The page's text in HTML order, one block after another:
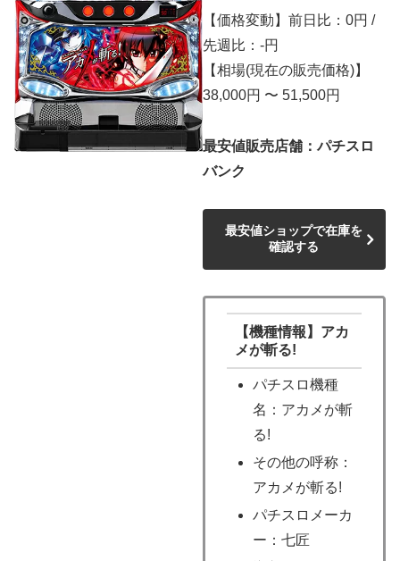
【価格変動】前日比：0円 /
先週比：-円
【相場(現在の販売価格)】
38,000円 〜 51,500円
最安値販売店舗：パチスロ
バンク
最安値ショップで在庫を
確認する
【機種情報】アカ
メが斬る!
パチスロ機種
名：アカメが斬
る!
その他の呼称：
アカメが斬る!
パチスロメーカ
ー：七匠